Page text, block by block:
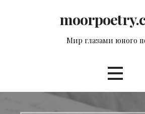
Мир глазами юного